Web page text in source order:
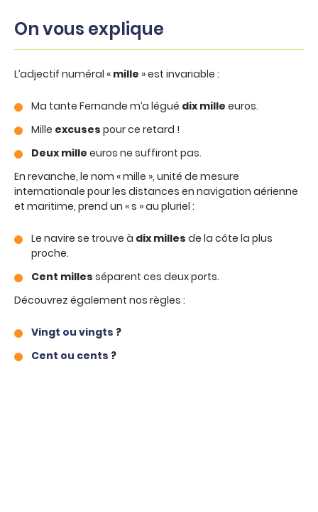
On vous explique
L’adjectif numéral « mille » est invariable :
Ma tante Fernande m’a légué dix mille euros.
Mille excuses pour ce retard !
Deux mille euros ne suffiront pas.
En revanche, le nom « mille », unité de mesure
internationale pour les distances en navigation aérienne
et maritime, prend un « s » au pluriel :
Le navire se trouve à dix milles de la côte la plus
proche.
Cent milles séparent ces deux ports.
Découvrez également nos règles :
Vingt ou vingts ?
Cent ou cents ?